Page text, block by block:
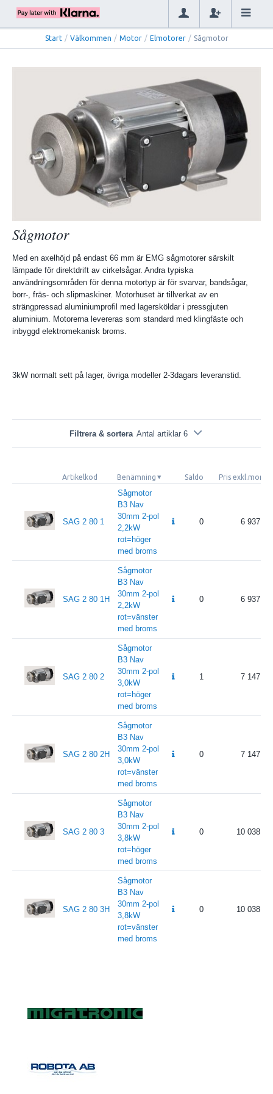
Start / Välkommen / Motor / Elmotorer / Sågmotor
Sågmotor
Med en axelhöjd på endast 66 mm är EMG sågmotorer särskilt
lämpade för direktdrift av cirkelsågar. Andra typiska
användningsområden för denna motortyp är för svarvar, bandsågar,
borr-, fräs- och slipmaskiner. Motorhuset är tillverkat av en
strängpressad aluminiumprofil med lagersköldar i pressgjuten
aluminium. Motorerna levereras som standard med klingfäste och
inbyggd elektromekanisk broms.
3kW normalt sett på lager, övriga modeller 2-3dagars leveranstid.
Filtrera & sortera Antal artiklar 6
Artikelkod Benämning Saldo Pris exkl.moms
SAG 2 80 1
Sågmotor
B3 Nav
30mm 2-pol
2,2kW
rot=höger
med broms
0 6 937
SAG 2 80 1H
Sågmotor
B3 Nav
30mm 2-pol
2,2kW
rot=vänster
med broms
0 6 937
SAG 2 80 2
Sågmotor
B3 Nav
30mm 2-pol
3,0kW
rot=höger
med broms
1 7 147
SAG 2 80 2H
Sågmotor
B3 Nav
30mm 2-pol
3,0kW
rot=vänster
med broms
0 7 147
SAG 2 80 3
Sågmotor
B3 Nav
30mm 2-pol
3,8kW
rot=höger
med broms
0 10 038
SAG 2 80 3H
Sågmotor
B3 Nav
30mm 2-pol
3,8kW
rot=vänster
med broms
0 10 038